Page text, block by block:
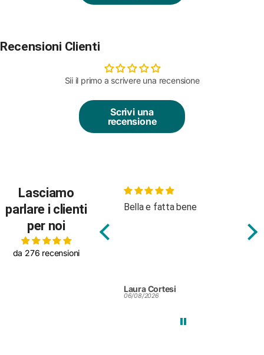
Recensioni Clienti
Sii il primo a scrivere una recensione
Scrivi una
recensione
Lasciamo
parlare i clienti
per noi
da 276 recensioni
Bella e fatta bene
Laura Cortesi
06/08/2026